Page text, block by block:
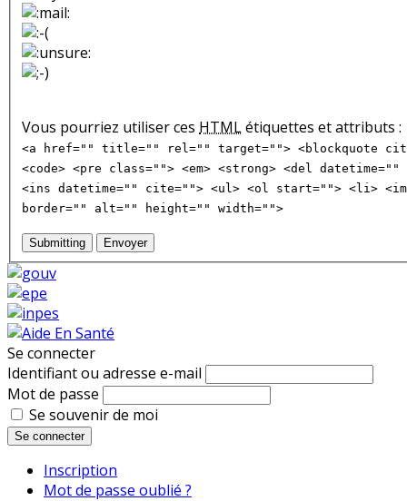
Vous pourriez utiliser ces HTMLétiquettes et attributs :
<a href="" title="" rel="" target=""> <blockquote
<code> <pre class=""> <em> <strong> <del
<ins datetime="" cite=""> <ul> <ol start=""> <li>
border="" alt="" height="" width="">
Submitting Envoyer
Se connecter
Identifiant ou adresse e-mail
Mot de passe
Se souvenir de moi
Se connecter
Inscription
Mot de passe oublié ?